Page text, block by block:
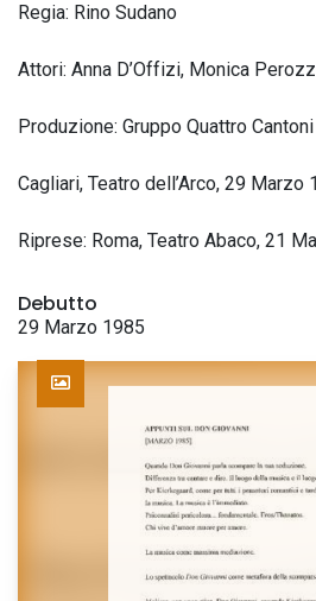
Regia: Rino Sudano
Attori: Anna D’Offizi, Monica
Produzione: Gruppo Quattro Cantoni
Cagliari, Teatro dell’Arco, 29 Marzo
Riprese: Roma, Teatro Abaco, 21
Debutto
29 Marzo 1985